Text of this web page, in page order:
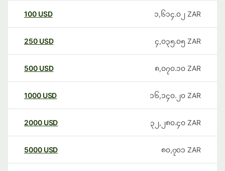
100 USD ၁,၆၁၄.၀၂ ZAR
250 USD ၄,၀၃၅.၀၅ ZAR
500 USD ၈,၀၇၀.၁၀ ZAR
1000 USD ၁၆,၁၄၀.၂၀ ZAR
2000 USD ၃၂,၂၈၀.၄၀ ZAR
5000 USD ၈၀,၇၀၁ ZAR